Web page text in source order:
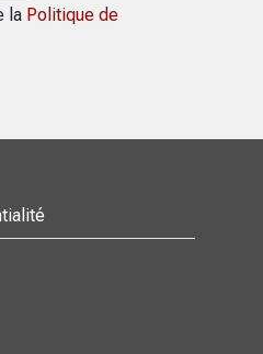
la Politique de